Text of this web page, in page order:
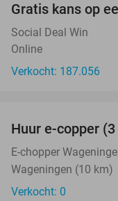
Gratis kans op
Social Deal Win
Online
Verkocht: 187.056
TODAY
Huur e-copper
E-chopper
Wageningen (10 km)
Verkocht: 0